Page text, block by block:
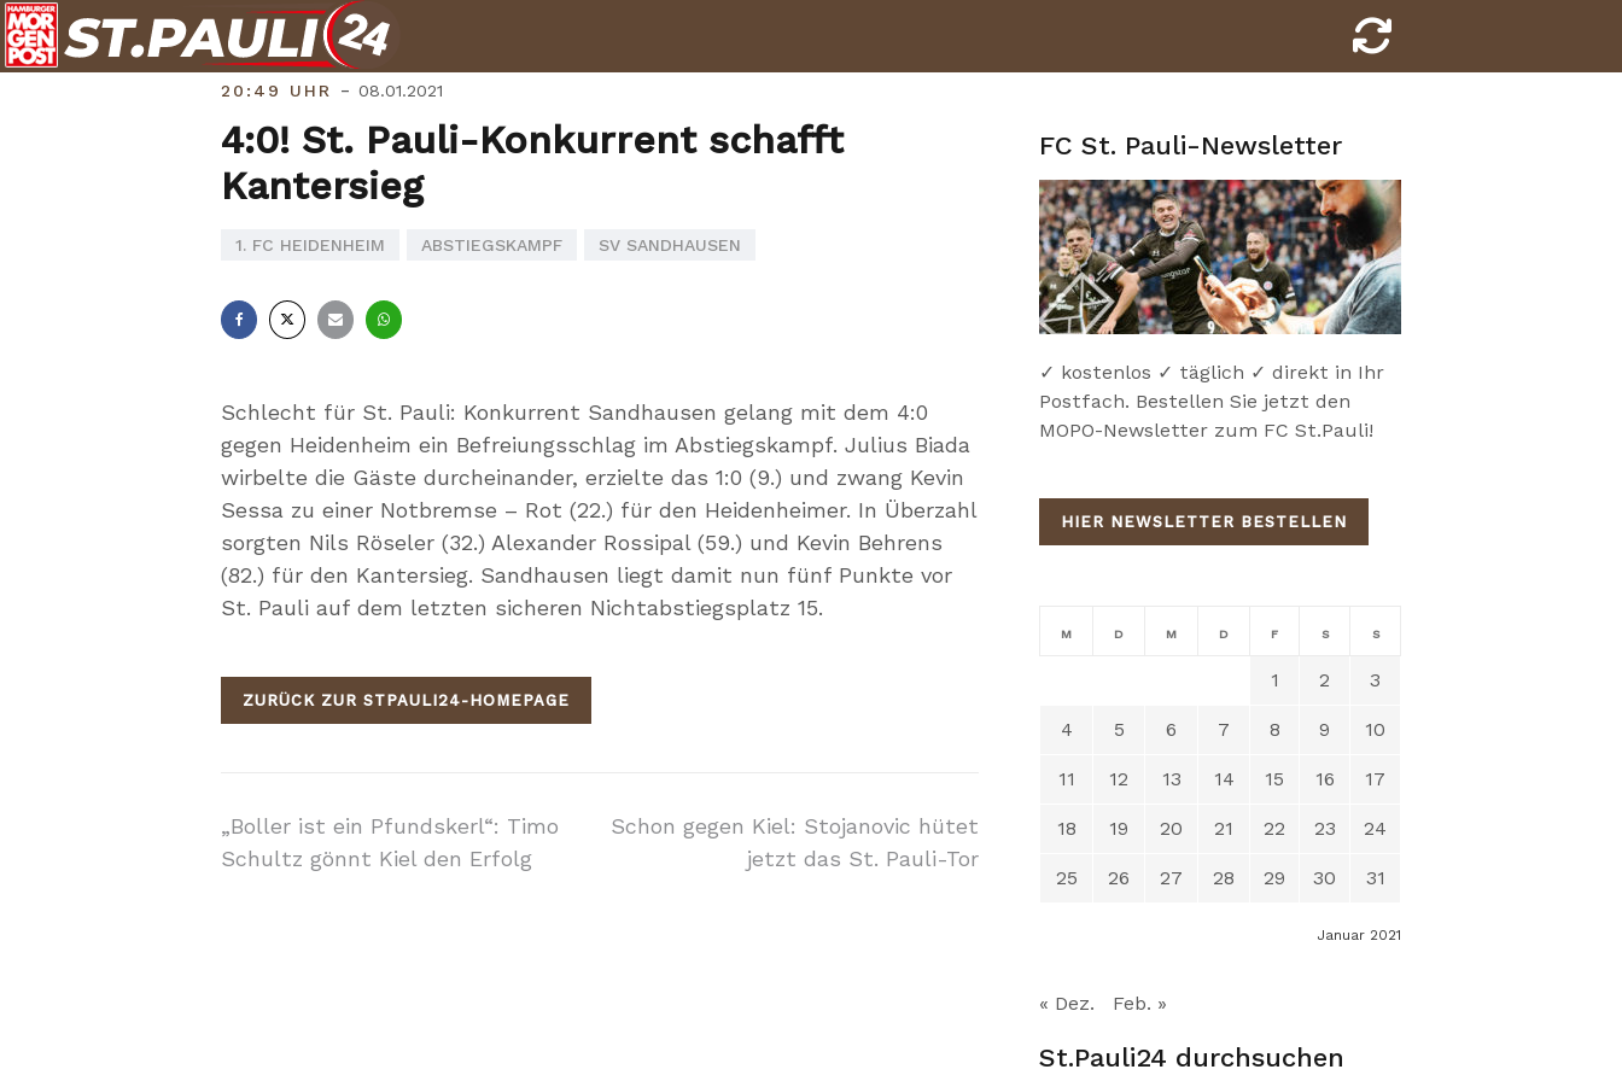
Skip
to
content
20:49 UHR - 08.01.2021
4:0! St. Pauli-Konkurrent schafft
Kantersieg
1. FC HEIDENHEIM ABSTIEGSKAMPF SV SANDHAUSEN
Schlecht für St. Pauli: Konkurrent Sandhausen gelang mit dem 4:0
gegen Heidenheim ein Befreiungsschlag im Abstiegskampf. Julius Biada
wirbelte die Gäste durcheinander, erzielte das 1:0 (9.) und zwang Kevin
Sessa zu einer Notbremse – Rot (22.) für den Heidenheimer. In Überzahl
sorgten Nils Röseler (32.) Alexander Rossipal (59.) und Kevin Behrens
(82.) für den Kantersieg. Sandhausen liegt damit nun fünf Punkte vor
St. Pauli auf dem letzten sicheren Nichtabstiegsplatz 15.
ZURÜCK ZUR STPAULI24-HOMEPAGE
Beitragsnavigation
„Boller ist ein Pfundskerl“: Timo
Schultz gönnt Kiel den Erfolg
Schon gegen Kiel: Stojanovic hütet
jetzt das St. Pauli-Tor
FC St. Pauli-Newsletter
✓ kostenlos ✓ täglich ✓ direkt in Ihr
Postfach. Bestellen Sie jetzt den
MOPO-Newsletter zum FC St.Pauli!
HIER NEWSLETTER BESTELLEN
Januar 2021
M D M D F S S
1 2 3
4 5 6 7 8 9 10
11 12 13 14 15 16 17
18 19 20 21 22 23 24
25 26 27 28 29 30 31
« Dez. Feb. »
St.Pauli24 durchsuchen